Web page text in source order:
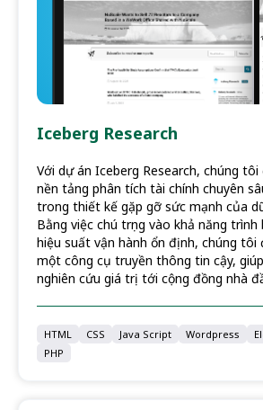
Iceberg Research
Với dự án Iceberg Research, chúng
nền tảng phân tích tài chính chuyên
trong thiết kế gặp gỡ sức mạnh của
Bằng việc chú trọng vào khả năng trình
hiệu suất vận hành ổn định, chúng tôi
một công cụ truyền thông tin cậy,
nghiên cứu giá trị tới cộng đồng nhà
HTML CSS Java Script Wordpress
PHP